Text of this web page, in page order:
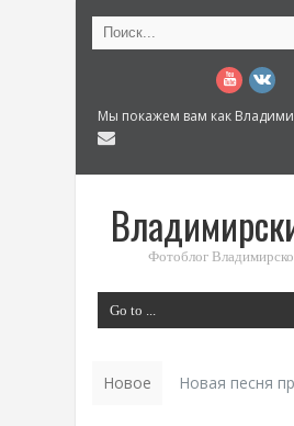
Мы покажем вам как
Фотоблог
Новое История